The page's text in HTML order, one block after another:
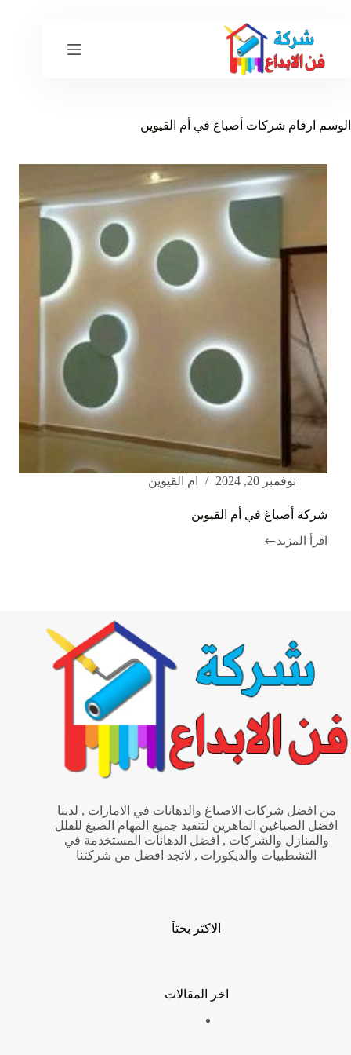
المحتوى
الوسم ارقام شركات أصباغ في أم القيوين
نوفمبر 20, 2024 ام القيوين
شركة أصباغ في أم القيوين
اقرأ المزيد
شركة
من افضل شركات الاصباغ والدهانات في الامارات , لدينا
افضل الصباغين الماهرين لتنفيذ جميع المهام الصبغ للفلل
والمنازل والشركات , افضل الدهانات المستخدمة في
التشطبيات والديكورات , لاتجد افضل من شركتنا
الاكثر بحثاَ
اخر المقالات